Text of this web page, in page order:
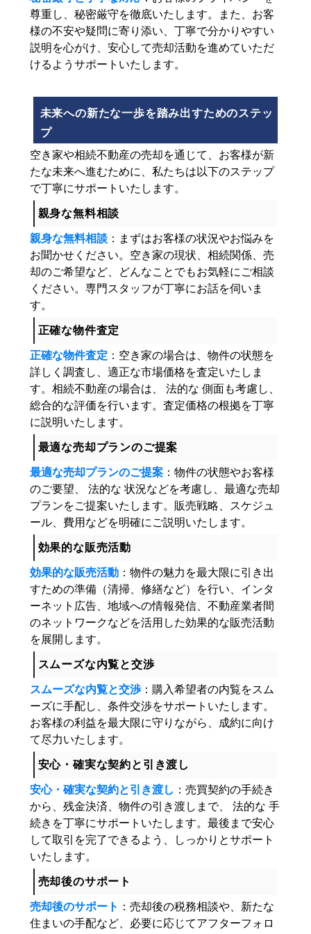
尊重し、秘密厳守を徹底いたします。また、お客
様の不安や疑問に寄り添い、丁寧で分かりやすい
説明を心がけ、安心して売却活動を進めていただ
けるようサポートいたします。
未来への新たな一歩を踏み出すためのステッ
プ
空き家や相続不動産の売却を通じて、お客様が新
たな未来へ進むために、私たちは以下のステップ
で丁寧にサポートいたします。
親身な無料相談
親身な無料相談：まずはお客様の状況やお悩みを
お聞かせください。空き家の現状、相続関係、売
却のご希望など、どんなことでもお気軽にご相談
ください。専門スタッフが丁寧にお話を伺いま
す。
正確な物件査定
正確な物件査定 ：空き家の場合は、物件の状態を
詳しく調査し、適正な市場価格を査定いたしま
す。相続不動産の場合は、 法的な 側面も考慮し、
総合的な評価を行います。査定価格の根拠を丁寧
に説明いたします。
最適な売却プランのご提案
最適な売却プランのご提案：物件の状態やお客様
のご要望、 法的な 状況などを考慮し、最適な売却
プランをご提案いたします。販売戦略、スケジュ
ール、費用などを明確にご説明いたします。
効果的な販売活動
効果的な販売活動：物件の魅力を最大限に引き出
すための準備（清掃、修繕など）を行い、インタ
ーネット広告、地域への情報発信、不動産業者間
のネットワークなどを活用した効果的な販売活動
を展開します。
スムーズな内覧と交渉
スムーズな内覧と交渉：購入希望者の内覧をスム
ーズに手配し、条件交渉をサポートいたします。
お客様の利益を最大限に守りながら、成約に向け
て尽力いたします。
安心・確実な契約と引き渡し
安心・確実な契約と引き渡し ：売買契約の手続き
から、残金決済、物件の引き渡しまで、 法的な 手
続きを丁寧にサポートいたします。最後まで安心
して取引を完了できるよう、しっかりとサポート
いたします。
売却後のサポート
売却後のサポート ：売却後の税務相談や、新たな
住まいの手配など、必要に応じてアフターフォロ